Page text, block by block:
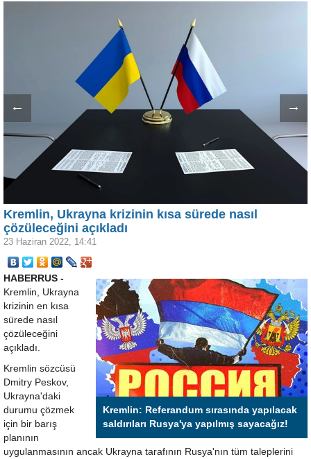
← →
Kremlin, Ukrayna krizinin kısa sürede nasıl
çözüleceğini açıkladı
23 Haziran 2022, 14:41
Kremlin: Referandum sırasında yapılacak
saldırıları Rusya'ya yapılmış sayacağız!
HABERRUS -
Kremlin, Ukrayna
krizinin en kısa
sürede nasıl
çözüleceğini
açıkladı.
Kremlin sözcüsü
Dmitry Peskov,
Ukrayna'daki
durumu çözmek
için bir barış
planının
uygulanmasının ancak Ukrayna tarafının Rusya'nın tüm taleplerini